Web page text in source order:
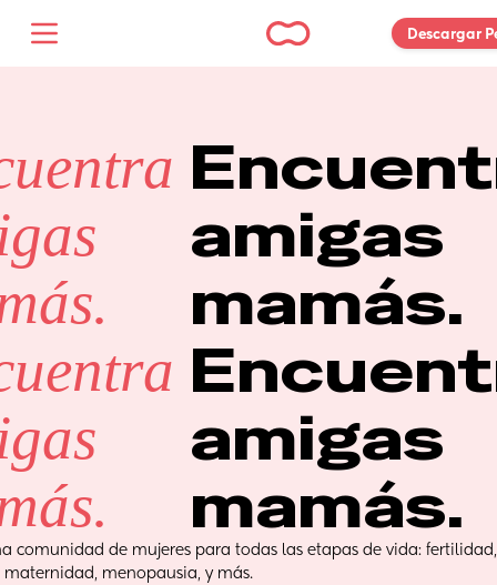
Descargar
amigas
mamás.
amigas
mamás.
comunidad de mujeres para todas las etapas de vida: fertilidad,
maternidad, menopausia, y más.